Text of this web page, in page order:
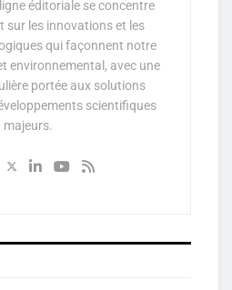
éditoriale se concentre
sur les innovations et les
qui façonnent notre
environnemental, avec une
portée aux solutions
scientifiques
majeurs.